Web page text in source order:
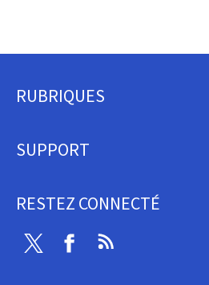
Pied
page
RUBRIQUES
SUPPORT
RESTEZ CONNECTÉ
Twitter Facebook